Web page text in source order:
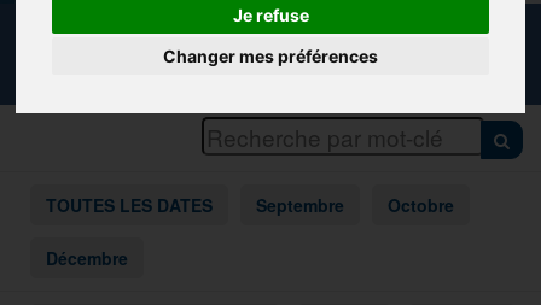
Je refuse
Changer mes préférences
CALENDRIER DES FORMATIONS
TOUTES LES DATES Septembre Octobre
Décembre